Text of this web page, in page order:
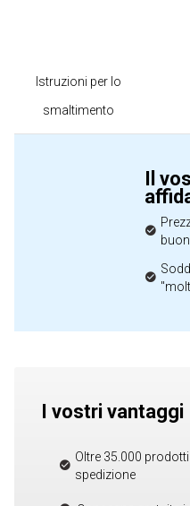
Istruzioni per lo
smaltimento
Il
I vostri vantaggi
Oltre 35.000
spedizione